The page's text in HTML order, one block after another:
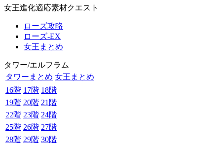
女王進化適応素材クエスト
ローズ攻略
ローズ-EX
女王まとめ
タワー/エルフラム
タワーまとめ 女王まとめ
16階 17階 18階
19階 20階 21階
22階 23階 24階
25階 26階 27階
28階 29階 30階